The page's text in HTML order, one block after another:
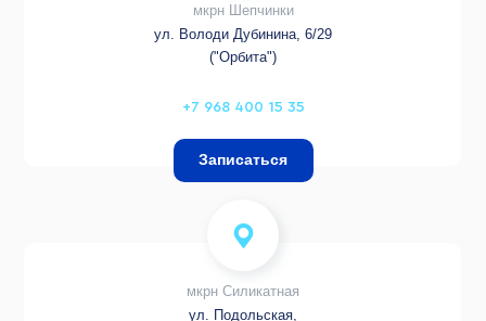
мкрн Силикатная
ул. Подольская,
Записаться
мкрн Шепчинки
ул. Володи Дубинина, 6/29
("Орбита")
+7 968 400 15 35